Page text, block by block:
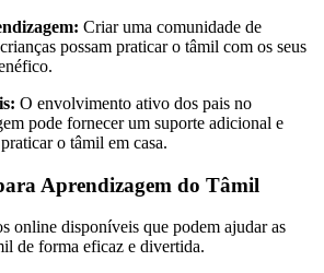
Criar uma comunidade de
possam praticar o tâmil com os seus
O envolvimento ativo dos pais no
pode fornecer um suporte adicional e
o tâmil em casa.
Aprendizagem do Tâmil
online disponíveis que podem ajudar as
de forma eficaz e divertida.